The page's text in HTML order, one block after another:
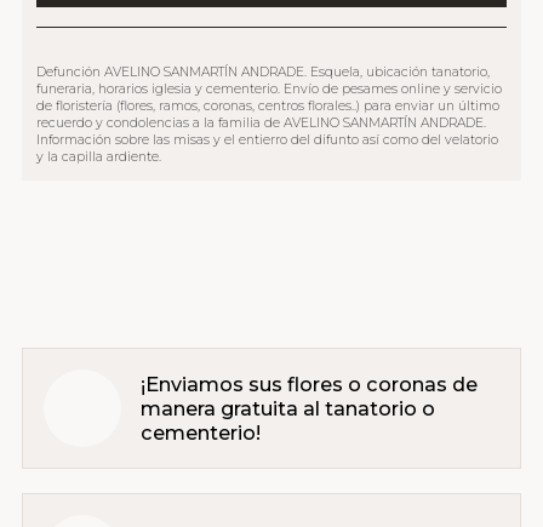
Defunción AVELINO SANMARTÍN ANDRADE. Esquela, ubicación tanatorio,
funeraria, horarios iglesia y cementerio. Envío de pesames online y servicio
de floristería (flores, ramos, coronas, centros florales..) para enviar un último
recuerdo y condolencias a la familia de AVELINO SANMARTÍN ANDRADE.
Información sobre las misas y el entierro del difunto así como del velatorio
y la capilla ardiente.
¡Enviamos sus flores o coronas de
manera gratuita al tanatorio o
cementerio!